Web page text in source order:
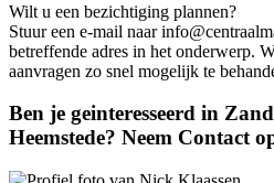
Wilt u een bezichtiging plannen?
Stuur een e-mail naar
betreffende adres in het onderwerp.
aanvragen zo snel mogelijk te
Ben je geinteresseerd in
Heemstede? Neem Contact